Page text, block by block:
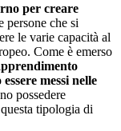
per creare
persone che si
le varie capacità al
Come è emerso
messi nelle
possedere
tipologia di